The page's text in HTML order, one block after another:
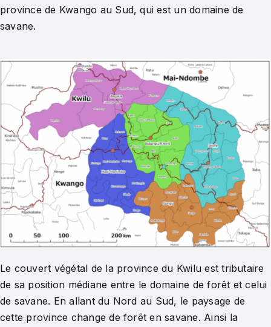
province de Kwango au Sud, qui est un domaine de
savane.
Le couvert végétal de la province du Kwilu est tributaire
de sa position médiane entre le domaine de forêt et celui
de savane. En allant du Nord au Sud, le paysage de
cette province change de forêt en savane. Ainsi la